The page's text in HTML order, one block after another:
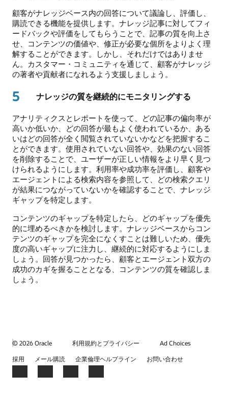
顧客がナレッジベース内の回答について議論し、評価し、
購読できる機能を提供します。ナレッジ記事に対してフィ
ードバックや評価をしてもらうことで、記事の質を向上さ
せ、コンテンツの価値や、修正が必要な個所をよりよく理
解することができます。しかし、それだけではありませ
ん。カスタマー・コミュニティを通じて、顧客がナレッジ
の著者や貢献者になれるよう支援しましょう。
5 ナレッジの質を継続的にモニタリングする
アナリティクスとレポートを使って、どの記事の偏向率が
高いか低いか、どの回答が最もよく使われているか、ある
いはどの回答が全く閲覧されていないかなどを把握するこ
とができます。使用されていない回答や、効果のない回答
を削除することで、ユーザーが正しい情報をより早く見つ
けられるようにします。利用率や成功率を評価し、顧客や
エージェントによる検索内容を参照して、どの検索クエリ
が結果につながっていないかを確認することで、ナレッジ
ギャップを特定します。
コンテンツのギャップを特定したら、どのギャップを優先
的に埋めるべきかを検討します。ナレッジベースからコン
テンツのギャップを完全になくすことは難しいため、優先
度の高いギャップに注力し、継続的に対応するようにしま
しょう。回答が見つかったら、顧客とエージェント双方の
成功のカギを握ることとなる、コンテンツの質を確認しま
しょう。
© 2026 Oracle 利用規約とプライバシー
Ad Choices
採用
メール購読 企業倫理ヘルプライン お問い合わせ
Facebook
X LinkedInYouTube